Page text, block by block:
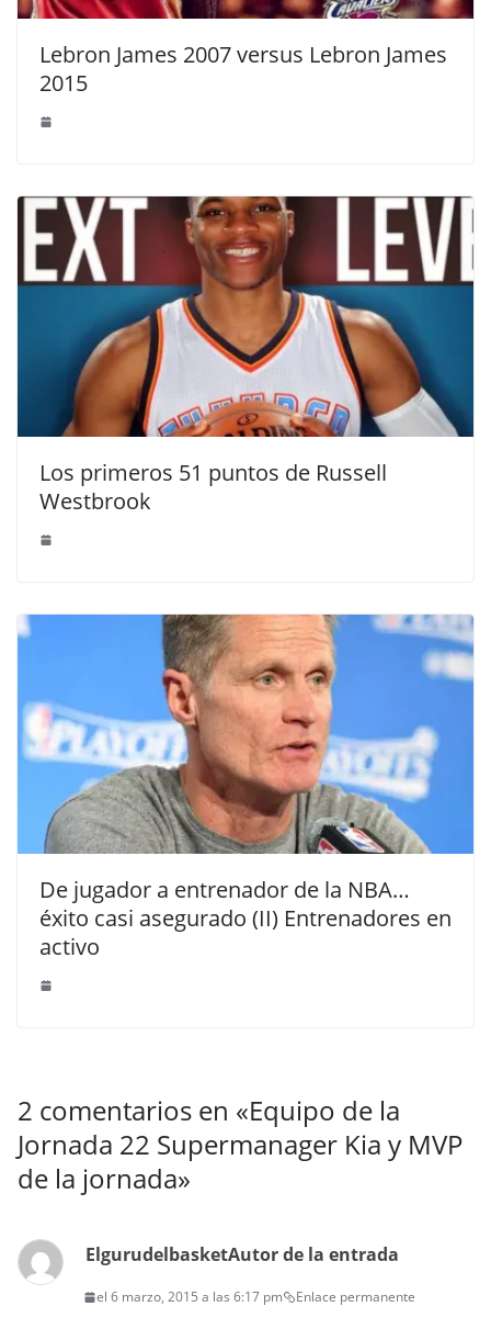
Lebron James 2007 versus Lebron James
2015
Los primeros 51 puntos de Russell
Westbrook
De jugador a entrenador de la NBA…
éxito casi asegurado (II) Entrenadores en
activo
2 comentarios en «Equipo de la
Jornada 22 Supermanager Kia y MVP
de la jornada»
ElgurudelbasketAutor de la entrada
el 6 marzo, 2015 a las 6:17 pm Enlace permanente